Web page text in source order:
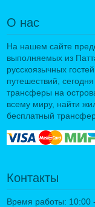
О нас
На нашем сайте
выполняемых из
русскоязычных
путешествий,
трансферы на
всему миру, найти
бесплатный
Контакты
Время работы: 10:00